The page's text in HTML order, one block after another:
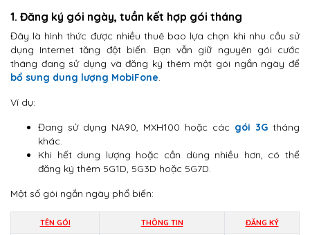
1. Đăng ký gói ngày, tuần kết hợp gói tháng
Đây là hình thức được nhiều thuê bao lựa chọn khi nhu cầu sử
dụng Internet tăng đột biến. Bạn vẫn giữ nguyên gói cước
tháng đang sử dụng và đăng ký thêm một gói ngắn ngày để
bổ sung dung lượng MobiFone.
Ví dụ:
Đang sử dụng NA90, MXH100 hoặc các gói 3G tháng
khác.
Khi hết dung lượng hoặc cần dùng nhiều hơn, có thể
đăng ký thêm 5G1D, 5G3D hoặc 5G7D.
Một số gói ngắn ngày phổ biến:
TÊN GÓI THÔNG TIN ĐĂNG KÝ